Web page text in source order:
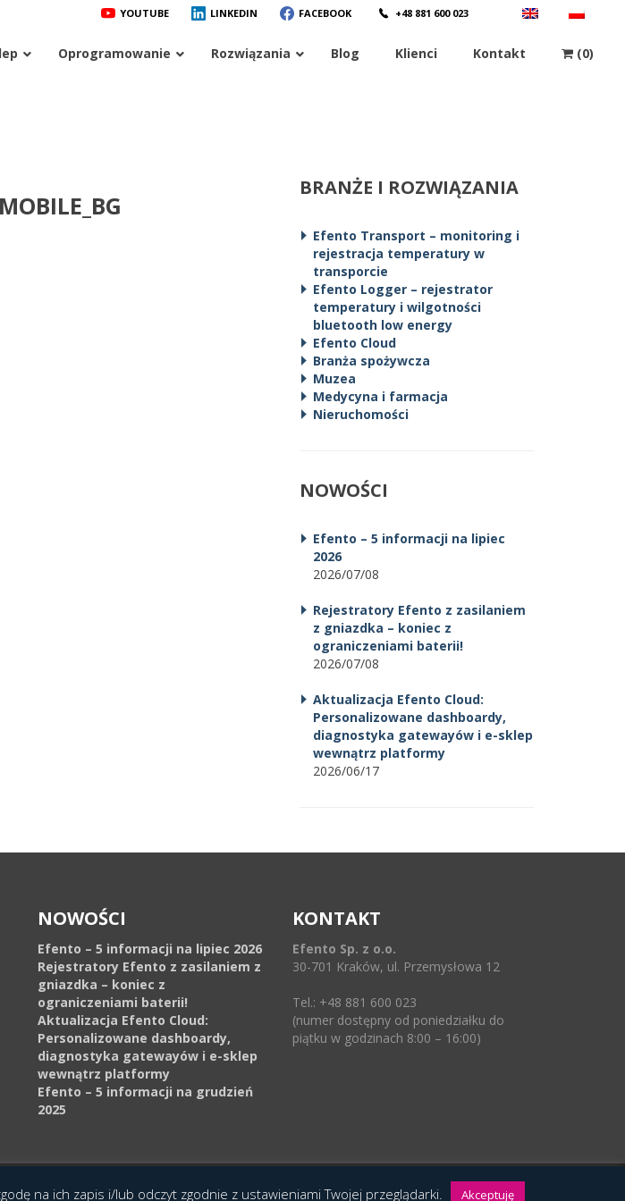
YOUTUBE LINKEDIN FACEBOOK +48 881 600 023
Oprogramowanie Rozwiązania Blog Klienci Kontakt (0)
BRANŻE I ROZWIĄZANIA
Efento Transport – monitoring i
rejestracja temperatury w
transporcie
Efento Logger – rejestrator
temperatury i wilgotności
bluetooth low energy
Efento Cloud
Branża spożywcza
Muzea
Medycyna i farmacja
Nieruchomości
NOWOŚCI
Efento – 5 informacji na lipiec
2026
2026/07/08
Rejestratory Efento z zasilaniem
z gniazdka – koniec z
ograniczeniami baterii!
2026/07/08
Aktualizacja Efento Cloud:
Personalizowane dashboardy,
diagnostyka gatewayów i e-sklep
wewnątrz platformy
2026/06/17
NOWOŚCI
Efento – 5 informacji na lipiec 2026
Rejestratory Efento z zasilaniem z
gniazdka – koniec z
ograniczeniami baterii!
Aktualizacja Efento Cloud:
Personalizowane dashboardy,
diagnostyka gatewayów i e-sklep
wewnątrz platformy
Efento – 5 informacji na grudzień
2025
KONTAKT
Efento Sp. z o.o.
30-701 Kraków, ul. Przemysłowa 12
Tel.: +48 881 600 023
(numer dostępny od poniedziałku do
piątku w godzinach 8:00 – 16:00)
. na ich zapis i/lub odczyt zgodnie z ustawieniami Twojej przeglądarki. Akceptuję